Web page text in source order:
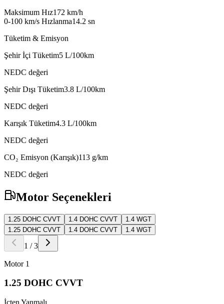
Maksimum Hız172 km/h
0-100 km/s Hızlanma14.2 sn
Tüketim & Emisyon
Şehir İçi Tüketim5 L/100km
NEDC değeri
Şehir Dışı Tüketim3.8 L/100km
NEDC değeri
Karışık Tüketim4.3 L/100km
NEDC değeri
CO₂ Emisyon (Karışık)113 g/km
NEDC değeri
Motor Seçenekleri
1.25 DOHC CVVT 1.4 DOHC CVVT
1.4 WGT
1.25 DOHC CVVT
1.4 DOHC CVVT 1.4 WGT
1 /3
Motor 1
1.25 DOHC CVVT
İçten Yanmalı